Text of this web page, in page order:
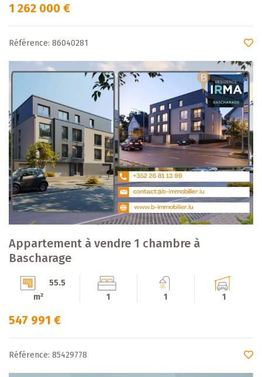
1 262 000 €
Référence: 86040281
Appartement à vendre 1 chambre à
Bascharage
55.5
m²
1 1 1
547 991 €
Référence: 85429778